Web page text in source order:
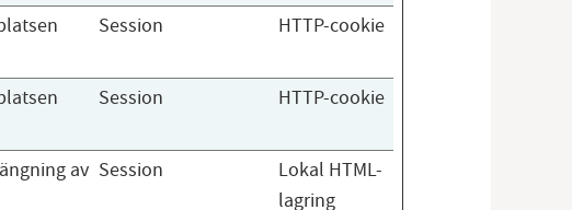
Session HTTP-cookie
Session HTTP-cookie
av Session
Lokal HTML-
lagring